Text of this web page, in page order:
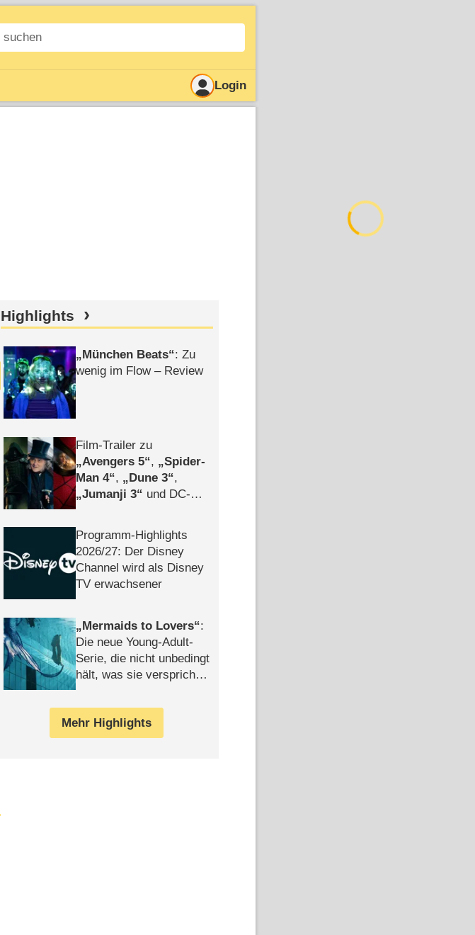
Login
Highlights
München Beats : Zu
wenig im Flow – Review
Film-Trailer zu
Avengers 5 ,
Spider-
Man 4 , Dune 3 ,
Jumanji 3
und DC-
Programm-Highlights
2026/​27: Der Disney
Channel wird als Disney
TV erwachsener
Mermaids to Lovers :
Die neue Young-Adult-
Serie, die nicht unbedingt
hält, was sie verspricht –
Mehr Highlights